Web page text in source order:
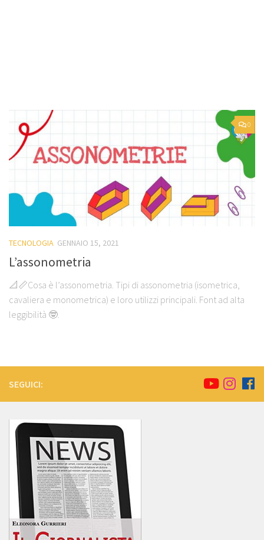
0
TECNOLOGIA GENNAIO 15, 2021
L’assonometria
📐📏Cosa è l’assonometria. Tipi di assonometria (isometrica,
cavaliera e monometrica) e loro utilizzi principali. Font ad alta
leggibilità 🤓.
SEGUICI: